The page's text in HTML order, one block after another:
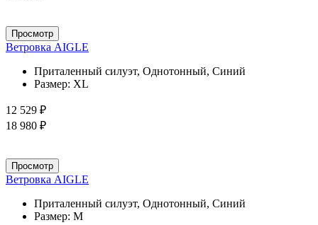
Просмотр
Ветровка AIGLE
Приталенный силуэт, Однотонный, Синий
Размер: XL
12 529 ₽
18 980 ₽
Просмотр
Ветровка AIGLE
Приталенный силуэт, Однотонный, Синий
Размер: M